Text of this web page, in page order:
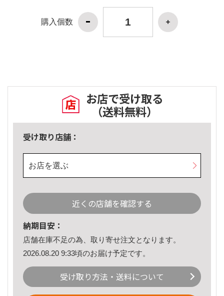
購入個数
お店で受け取る
（送料無料）
受け取り店舗：
お店を選ぶ
近くの店舗を確認する
納期目安：
店舗在庫不足の為、取り寄せ注文となります。
2026.08.20 9:33頃のお届け予定です。
受け取り方法・送料について